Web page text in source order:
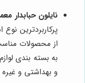
نایلون حبابدار
پرکاربردترین
از محصولات
به بسته بندی
و بهداشتی و غیره